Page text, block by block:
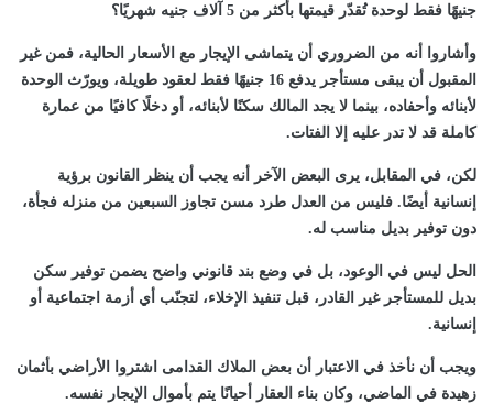
جنيهًا فقط لوحدة تُقدّر قيمتها بأكثر من 5 آلاف جنيه شهريًا؟
وأشاروا أنه من الضروري أن يتماشى الإيجار مع الأسعار الحالية، فمن غير
المقبول أن يبقى مستأجر يدفع 16 جنيهًا فقط لعقود طويلة، ويورّث الوحدة
لأبنائه وأحفاده، بينما لا يجد المالك سكنًا لأبنائه، أو دخلًا كافيًا من عمارة
كاملة قد لا تدر عليه إلا الفتات.
لكن، في المقابل، يرى البعض الآخر أنه يجب أن ينظر القانون برؤية
إنسانية أيضًا. فليس من العدل طرد مسن تجاوز السبعين من منزله فجأة،
دون توفير بديل مناسب له.
الحل ليس في الوعود، بل في وضع بند قانوني واضح يضمن توفير سكن
بديل للمستأجر غير القادر، قبل تنفيذ الإخلاء، لتجنّب أي أزمة اجتماعية أو
إنسانية.
ويجب أن نأخذ في الاعتبار أن بعض الملاك القدامى اشتروا الأراضي بأثمان
زهيدة في الماضي، وكان بناء العقار أحيانًا يتم بأموال الإيجار نفسه.